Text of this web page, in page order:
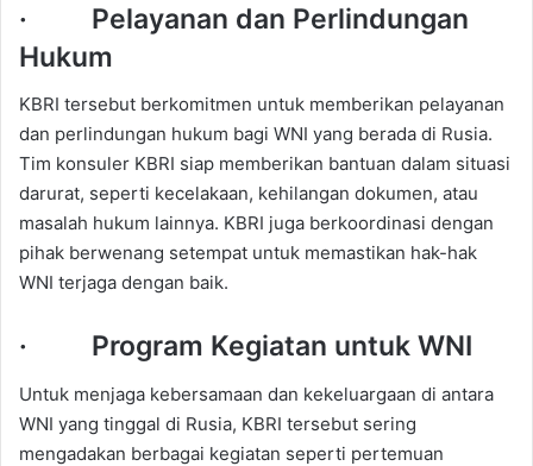
· Pelayanan dan Perlindungan
Hukum
KBRI tersebut berkomitmen untuk memberikan pelayanan
dan perlindungan hukum bagi WNI yang berada di Rusia.
Tim konsuler KBRI siap memberikan bantuan dalam situasi
darurat, seperti kecelakaan, kehilangan dokumen, atau
masalah hukum lainnya. KBRI juga berkoordinasi dengan
pihak berwenang setempat untuk memastikan hak-hak
WNI terjaga dengan baik.
· Program Kegiatan untuk WNI
Untuk menjaga kebersamaan dan kekeluargaan di antara
WNI yang tinggal di Rusia, KBRI tersebut sering
mengadakan berbagai kegiatan seperti pertemuan